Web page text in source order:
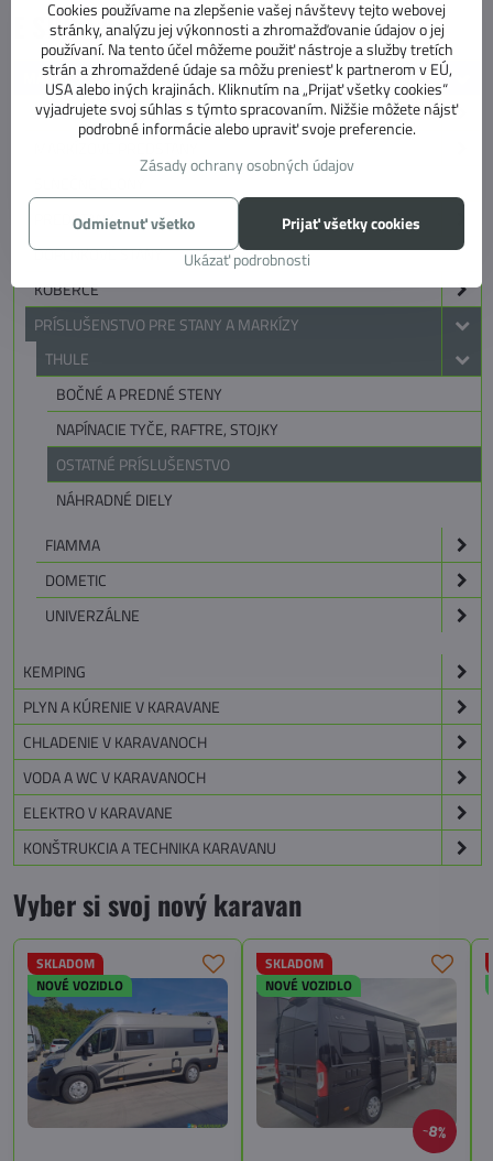
E SHOP KATEGÓRIE
MARKÍZY, PREDSTANY, KOBERCE
MARKÍZY
PREDSTANY
DOPLNKOVÉ STANY
KOBERCE
PRÍSLUŠENSTVO PRE STANY A MARKÍZY
THULE
BOČNÉ A PREDNÉ STENY
NAPÍNACIE TYČE, RAFTRE, STOJKY
OSTATNÉ PRÍSLUŠENSTVO
NÁHRADNÉ DIELY
FIAMMA
DOMETIC
UNIVERZÁLNE
KEMPING
PLYN A KÚRENIE V KARAVANE
CHLADENIE V KARAVANOCH
VODA A WC V KARAVANOCH
ELEKTRO V KARAVANE
KONŠTRUKCIA A TECHNIKA KARAVANU
Vyber si svoj nový karavan
SKLADOM
NOVÉ VOZIDLO
8%
SKLADOM
NOVÉ VOZIDLO
Cookies používame na zlepšenie vašej návštevy tejto webovej
stránky, analýzu jej výkonnosti a zhromažďovanie údajov o jej
používaní. Na tento účel môžeme použiť nástroje a služby tretích
strán a zhromaždené údaje sa môžu preniesť k partnerom v EÚ,
USA alebo iných krajinách. Kliknutím na „Prijať všetky cookies“
vyjadrujete svoj súhlas s týmto spracovaním. Nižšie môžete nájsť
podrobné informácie alebo upraviť svoje preferencie.
Zásady ochrany osobných údajov
Ukázať podrobnosti
Prijať všetky cookies
Odmietnuť všetko